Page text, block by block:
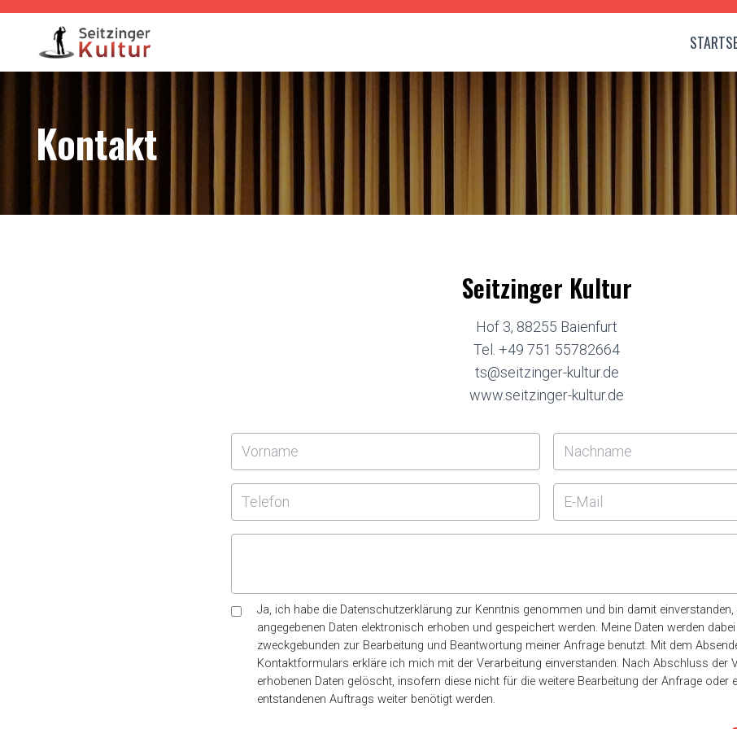
Kontakt
Seitzinger Kultur
Hof 3, 88255 Baienfurt
Tel. +49 751 55782664
ts@seitzinger-kultur.de
www.seitzinger-kultur.de
Ja, ich habe die Datenschutzerklärung zur Kenntnis genommen und bin damit
angegebenen Daten elektronisch erhoben und gespeichert werden. Meine Daten werden
zweckgebunden zur Bearbeitung und Beantwortung meiner Anfrage benutzt. Mit dem
Kontaktformulars erkläre ich mich mit der Verarbeitung einverstanden. Nach Abschluss der
erhobenen Daten gelöscht, insofern diese nicht für die weitere Bearbeitung der Anfrage oder
entstandenen Auftrags weiter benötigt werden.